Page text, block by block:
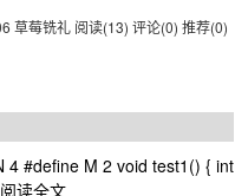
草莓铣礼 阅读(13) 评论(0) 推荐(0)
4 #define M 2 void test1() { int
阅读全文